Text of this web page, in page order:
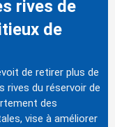
rives de
de
de retirer plus de
rives du réservoir de
des
vise à améliorer